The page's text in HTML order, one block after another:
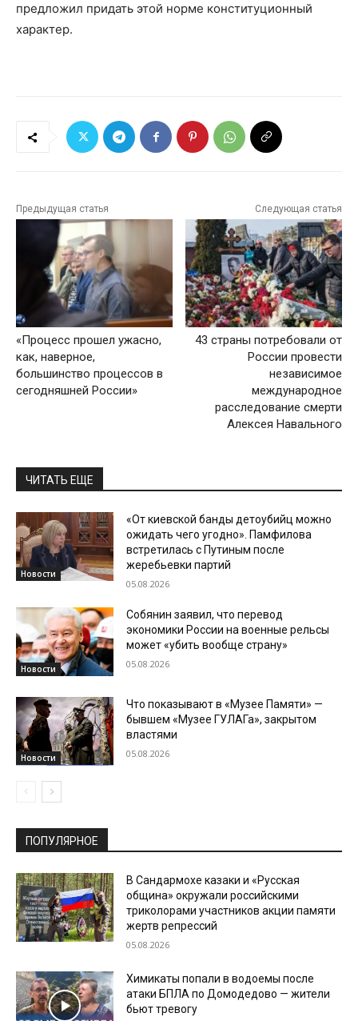
предложил придать этой норме конституционный
характер.
Предыдущая статья
«Процесс прошел ужасно,
как, наверное,
большинство процессов в
сегодняшней России»
Следующая статья
43 страны потребовали от
России провести
независимое
международное
расследование смерти
Алексея Навального
ЧИТАТЬ ЕЩЕ
Новости
«От киевской банды детоубийц можно
ожидать чего угодно». Памфилова
встретилась с Путиным после
жеребьевки партий
05.08.2026
Новости
Собянин заявил, что перевод
экономики России на военные рельсы
может «убить вообще страну»
05.08.2026
Новости
Что показывают в «Музее Памяти» —
бывшем «Музее ГУЛАГа», закрытом
властями
05.08.2026
ПОПУЛЯРНОЕ
В Сандармохе казаки и «Русская
община» окружали российскими
триколорами участников акции памяти
жертв репрессий
05.08.2026
Химикаты попали в водоемы после
атаки БПЛА по Домодедово — жители
бьют тревогу